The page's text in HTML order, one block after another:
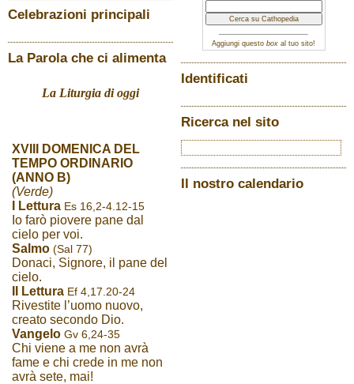
Celebrazioni principali
La Parola che ci alimenta
La Liturgia di oggi
XVIII DOMENICA DEL
TEMPO ORDINARIO
(ANNO B)
(Verde)
I Lettura Es 16,2-4.12-15
Io farò piovere pane dal
cielo per voi.
Salmo (Sal 77)
Donaci, Signore, il pane del
cielo.
II Lettura Ef 4,17.20-24
Rivestite l’uomo nuovo,
creato secondo Dio.
Vangelo Gv 6,24-35
Chi viene a me non avrà
fame e chi crede in me non
avrà sete, mai!
Aggiungi questo box al tuo sito!
Identificati
Ricerca nel sito
Il nostro calendario